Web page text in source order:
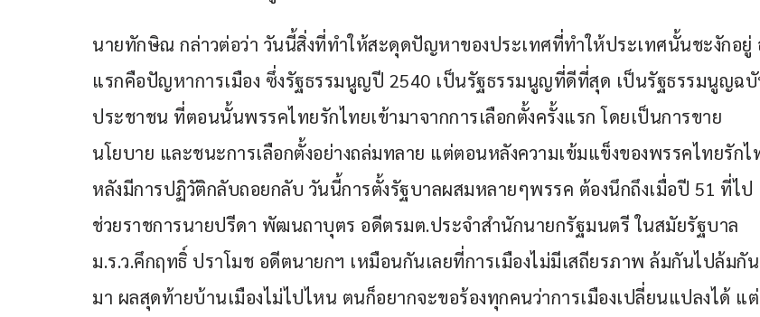
นายทักษิณ กล่าวต่อว่า วันนี้สิ่งที่ทำให้สะดุดปัญหาของประเทศที่ทำให้ประเทศนั้นชะงักอยู่
แรกคือปัญหาการเมือง ซึ่งรัฐธรรมนูญปี 2540 เป็นรัฐธรรมนูญที่ดีที่สุด เป็นรัฐธรรมนูญฉ
ประชาชน ที่ตอนนั้นพรรคไทยรักไทยเข้ามาจากการเลือกตั้งครั้งแรก โดยเป็นการขาย
นโยบาย และชนะการเลือกตั้งอย่างถล่มทลาย แต่ตอนหลังความเข้มแข็งของพรรคไทยรักไ
หลังมีการปฏิวัติกลับถอยกลับ วันนี้การตั้งรัฐบาลผสมหลายๆพรรค ต้องนึกถึงเมื่อปี 51 ที่ไป
ช่วยราชการนายปรีดา พัฒนถาบุตร อดีตรมต.ประจำสำนักนายกรัฐมนตรี ในสมัยรัฐบาล
ม.ร.ว.คึกฤทธิ์ ปราโมช อดีตนายกฯ เหมือนกันเลยที่การเมืองไม่มีเสถียรภาพ ล้มกันไปล้มกัน
มา ผลสุดท้ายบ้านเมืองไม่ไปไหน ตนก็อยากจะขอร้องทุกคนว่าการเมืองเปลี่ยนแปลงได้ แต่